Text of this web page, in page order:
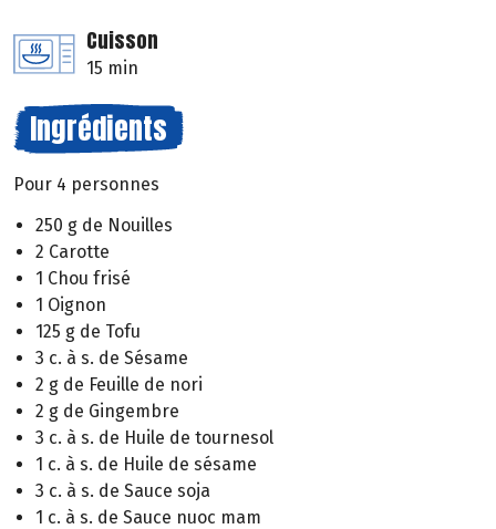
Cuisson
15 min
Ingrédients
Pour 4 personnes
250 g de Nouilles
2 Carotte
1 Chou frisé
1 Oignon
125 g de Tofu
3 c. à s. de Sésame
2 g de Feuille de nori
2 g de Gingembre
3 c. à s. de Huile de tournesol
1 c. à s. de Huile de sésame
3 c. à s. de Sauce soja
1 c. à s. de Sauce nuoc mam